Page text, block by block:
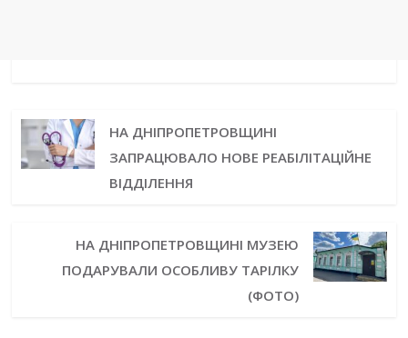
НА ДНІПРОПЕТРОВЩИНІ
ЗАПРАЦЮВАЛО НОВЕ РЕАБІЛІТАЦІЙНЕ
ВІДДІЛЕННЯ
НА ДНІПРОПЕТРОВЩИНІ МУЗЕЮ
ПОДАРУВАЛИ ОСОБЛИВУ ТАРІЛКУ
(ФОТО)